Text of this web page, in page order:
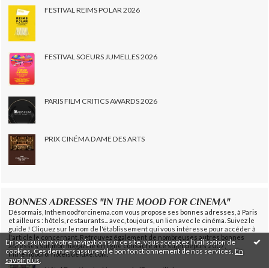
En poursuivant votre navigation sur ce site, vous acceptez l'utilisation de
cookies. Ces derniers assurent le bon fonctionnement de nos services. En
savoir plus.
FESTIVAL REIMS POLAR 2026
FESTIVAL SOEURS JUMELLES 2026
PARIS FILM CRITICS AWARDS 2026
PRIX CINÉMA DAME DES ARTS
BONNES ADRESSES "IN THE MOOD FOR CINEMA"
Désormais, Inthemoodforcinema.com vous propose ses bonnes adresses, à Paris
et ailleurs : hôtels, restaurants... avec, toujours, un lien avec le cinéma. Suivez le
guide ! Cliquez sur le nom de l'établissement qui vous intéresse pour accéder à
l'article le concernant. Retrouvez également de nombreuses autres bonnes
adresses sur mon magazine en ligne consacré à ce sujet depuis 2007,
Inthemoodforhotelsdeluxe.com.